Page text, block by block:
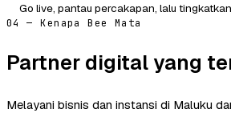
Go live, pantau percakapan, lalu
04 — Kenapa Bee Mata
Partner digital yang
Melayani bisnis dan instansi di Maluku